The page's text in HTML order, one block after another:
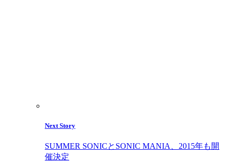
Next Story
SUMMER SONICとSONIC MANIA、2015年も開
催決定